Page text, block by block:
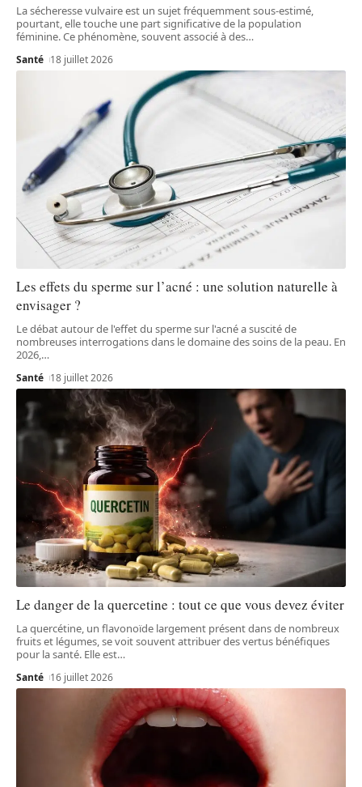
La sécheresse vulvaire est un sujet fréquemment sous-estimé,
pourtant, elle touche une part significative de la population
féminine. Ce phénomène, souvent associé à des…
Santé 18 juillet 2026
Les effets du sperme sur l’acné : une solution naturelle à
envisager ?
Le débat autour de l'effet du sperme sur l'acné a suscité de
nombreuses interrogations dans le domaine des soins de la peau. En
2026,…
Santé 18 juillet 2026
Le danger de la quercetine : tout ce que vous devez éviter
La quercétine, un flavonoïde largement présent dans de nombreux
fruits et légumes, se voit souvent attribuer des vertus bénéfiques
pour la santé. Elle est…
Santé 16 juillet 2026